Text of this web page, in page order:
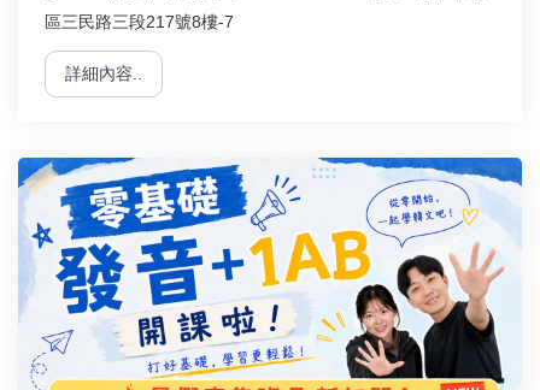
區三民路三段217號8樓-7
詳細內容..